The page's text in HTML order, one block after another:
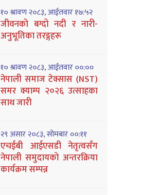
१० श्रावण २०८३, आईतवार १७:५२
जीवनको बग्दो नदी र नारी-
अनुभूतिका तरङ्गहरू
१० श्रावण २०८३, आईतवार ००:००
नेपाली समाज टेक्सास (NST)
समर क्याम्प २०२६ उत्साहका
साथ जारी
२९ असार २०८३, सोमबार ००:११
एचईबी आईएसडी नेतृत्वसँग
नेपाली समुदायको अन्तरक्रिया
कार्यक्रम सम्पन्न